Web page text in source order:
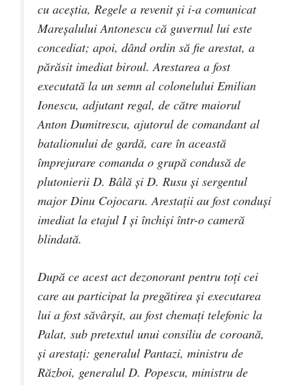
cu aceştia, Regele a revenit şi i-a comunicat
Mareşalului Antonescu că guvernul lui este
concediat; apoi, dând ordin să fie arestat, a
părăsit imediat biroul. Arestarea a fost
executată la un semn al colonelului Emilian
Ionescu, adjutant regal, de către maiorul
Anton Dumitrescu, ajutorul de comandant al
batalionului de gardă, care în această
împrejurare comanda o grupă condusă de
plutonierii D. Bâlă şi D. Rusu şi sergentul
major Dinu Cojocaru. Arestaţii au fost conduşi
imediat la etajul I şi închişi într-o cameră
blindată.
După ce acest act dezonorant pentru toţi cei
care au participat la pregătirea şi executarea
lui a fost săvârşit, au fost chemaţi telefonic la
Palat, sub pretextul unui consiliu de coroană,
şi arestaţi: generalul Pantazi, ministru de
Război, generalul D. Popescu, ministru de